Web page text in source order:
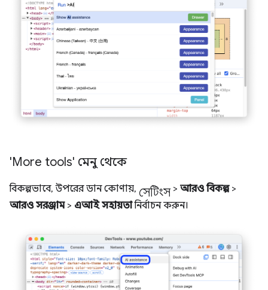
'More tools' মেনু থেকে
বিকল্পভাবে, উপরের ডান কোণায়, সেটিংস> আরও বিকল্প>
আরও সরঞ্জাম> এআই সহায়তানির্বাচন করুন।